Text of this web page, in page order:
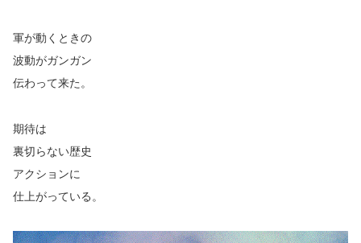
軍が動くときの
波動がガンガン
伝わって来た。
期待は
裏切らない歴史
アクションに
仕上がっている。